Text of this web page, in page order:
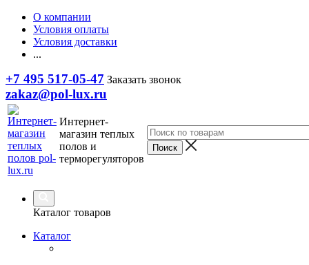
О компании
Условия оплаты
Условия доставки
...
+7 495 517-05-47 Заказать звонок
zakaz@pol-lux.ru
Интернет-
магазин теплых
полов и
терморегуляторов
Каталог товаров
Каталог